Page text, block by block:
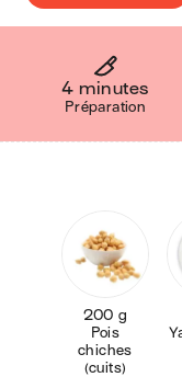
4 minutes
Préparation
200 g
Pois
chiches
(cuits)